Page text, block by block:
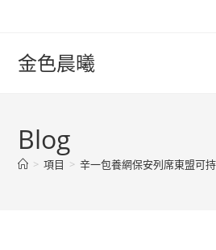
content金色晨曦
Blog
> 項目 > 辛一包養網保安列席東盟可